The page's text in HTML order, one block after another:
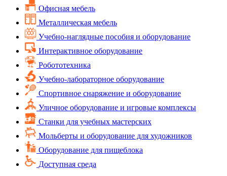
Офисная мебель
Металлическая мебель
Учебно-наглядные пособия и оборудование
Интерактивное оборудование
Робототехника
Учебно-лабораторное оборудование
Спортивное снаряжение и оборудование
Уличное оборудование и игровые комплексы
Cтанки для учебных мастерских
Мольберты и оборудование для художников
Оборудование для пищеблока
Доступная среда